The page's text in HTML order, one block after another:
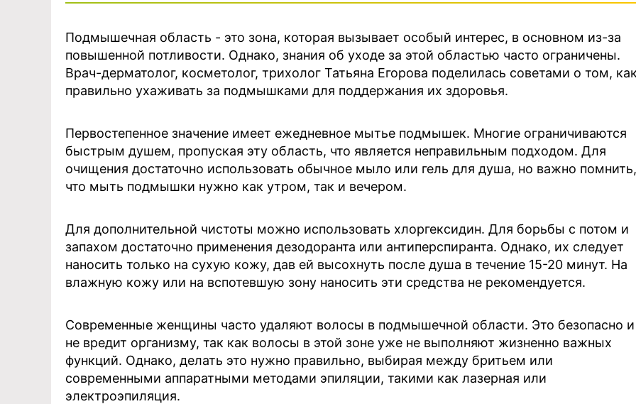
Подмышечная область - это зона, которая вызывает особый интерес, в основном из-за
повышенной потливости. Однако, знания об уходе за этой областью часто ограничены.
Врач-дерматолог, косметолог, трихолог Татьяна Егорова поделилась советами о том,
правильно ухаживать за подмышками для поддержания их здоровья.
Первостепенное значение имеет ежедневное мытье подмышек. Многие ограничиваются
быстрым душем, пропуская эту область, что является неправильным подходом. Для
очищения достаточно использовать обычное мыло или гель для душа, но важно помнить,
что мыть подмышки нужно как утром, так и вечером.
Для дополнительной чистоты можно использовать хлоргексидин. Для борьбы с потом и
запахом достаточно применения дезодоранта или антиперспиранта. Однако, их следует
наносить только на сухую кожу, дав ей высохнуть после душа в течение 15-20 минут. На
влажную кожу или на вспотевшую зону наносить эти средства не рекомендуется.
Современные женщины часто удаляют волосы в подмышечной области. Это безопасно и
не вредит организму, так как волосы в этой зоне уже не выполняют жизненно важных
функций. Однако, делать это нужно правильно, выбирая между бритьем или
современными аппаратными методами эпиляции, такими как лазерная или
электроэпиляция.